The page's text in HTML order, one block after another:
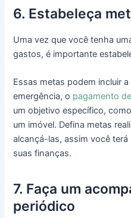
6. Estabeleça
Uma vez que você tenha
gastos, é importante
Essas metas podem incluir
emergência, o pagamento
um objetivo específico,
um imóvel. Defina metas
alcançá-las, assim você
suas finanças.
7. Faça um
periódico